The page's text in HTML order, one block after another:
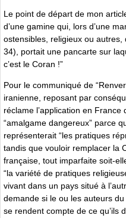
Le point de départ de mon
dʼune gamine qui, lors dʼune
ostensibles, religieux ou autres,
34), portait une pancarte sur
cʼest le Coran !”
Pour le communiqué de
iranienne, reposant par
réclame lʼapplication en
“amalgame dangereux” parce
représenterait “les pratiques
tandis que vouloir remplacer la
française, tout imparfaite soit-
“la variété de pratiques
vivant dans un pays situé à
demande si le ou les auteurs
se rendent compte de ce quʼils